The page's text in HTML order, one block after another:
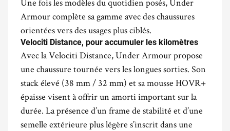
Une fois les modèles du quotidien posés, Under
Armour complète sa gamme avec des chaussures
orientées vers des usages plus ciblés.
Velociti Distance, pour accumuler les kilomètres
Avec la Velociti Distance, Under Armour propose
une chaussure tournée vers les longues sorties. Son
stack élevé (38 mm / 32 mm) et sa mousse HOVR+
épaisse visent à offrir un amorti important sur la
durée. La présence d’un frame de stabilité et d’une
semelle extérieure plus légère s’inscrit dans une